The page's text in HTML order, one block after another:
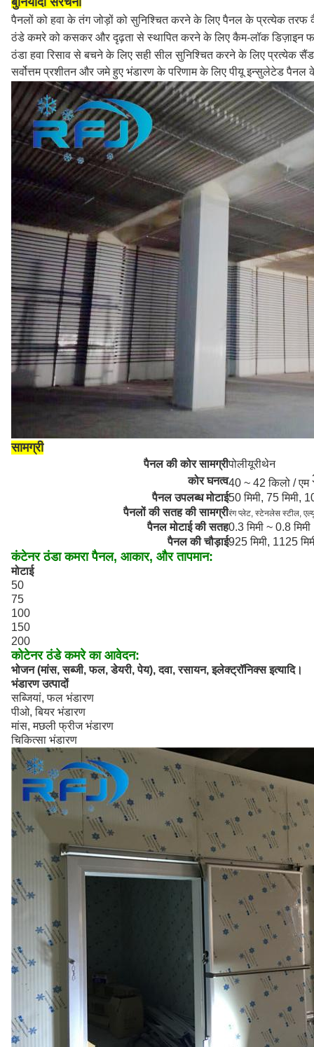
पैनलों को हवा के तंग जोड़ों को सुनिश्चित करने के लिए पैनल के प्रत्येक तरफ
ठंडे कमरे को कसकर और दृढ़ता से स्थापित करने के लिए कैम-लॉक डिज़ाइन
ठंडा हवा रिसाव से बचने के लिए सही सील सुनिश्चित करने के लिए प्रत्येक
सर्वोत्तम प्रशीतन और जमे हुए भंडारण के परिणाम के लिए पीयू इन्सुलेटेड पैनल
सामग्री
पैनल की कोर सामग्रीपोलीयूरीथेन
कोर घनत्व40 ~ 42 किलो / एम
पैनल उपलब्ध मोटाई50 मिमी, 75 मिमी,
पैनलों की सतह की सामग्रीरंग प्लेट, स्टेनलेस स्टील,
पैनल मोटाई की सतह0.3 मिमी ~ 0.8 मिमी
पैनल की चौड़ाई925 मिमी, 1125
कंटेनर ठंडा कमरा पैनल, आकार, और तापमान:
मोटाई
50
75
100
150
200
कोटेनर ठंडे कमरे का आवेदन:
भोजन (मांस, सब्जी, फल, डेयरी, पेय), दवा, रसायन, इलेक्ट्रॉनिक्स इत्यादि।
भंडारण उत्पादों
सब्जियां, फल भंडारण
पीओ, बियर भंडारण
मांस, मछली फ्रीज भंडारण
चिकित्सा भंडारण